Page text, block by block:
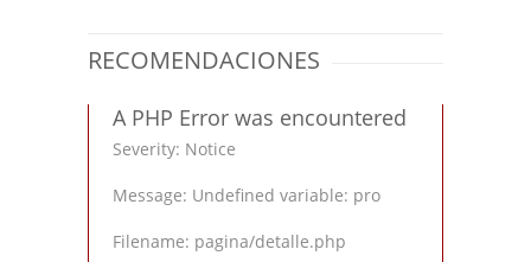
RECOMENDACIONES
A PHP Error was encountered
Severity: Notice
Message: Undefined variable: pro
Filename: pagina/detalle.php